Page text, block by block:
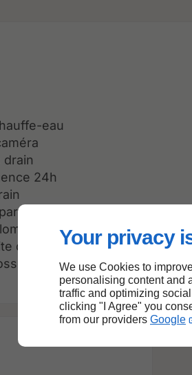
Your privacy
We use Cookies to
personalising content and
traffic and optimizing
clicking "I Agree" you
from our providers Google
eau
drain
24h
sanitaire
d'eau
septique